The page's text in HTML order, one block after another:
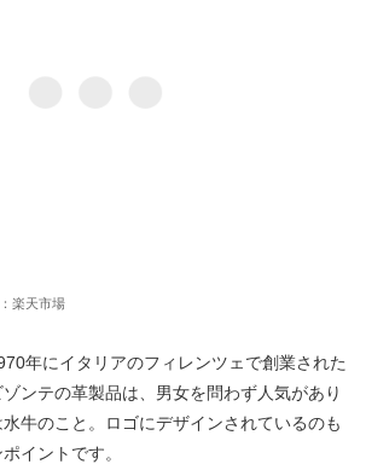
楽天市場
年にイタリアのフィレンツェで創業された
ンテの革製品は、男女を問わず人気があり
牛のこと。ロゴにデザインされているのも
イントです。